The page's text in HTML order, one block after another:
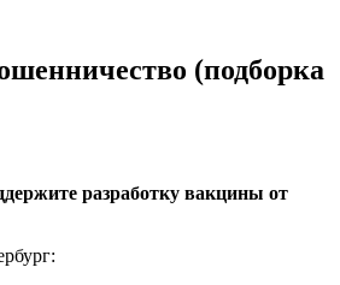
(подборка
разработку вакцины от